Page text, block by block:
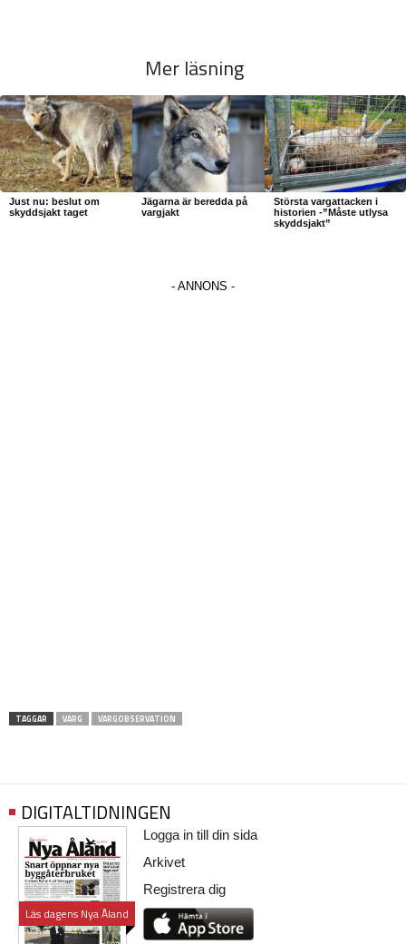
Mer läsning
Just nu: beslut om
skyddsjakt taget
Jägarna är beredda på
vargjakt
Största vargattacken i
historien -”Måste utlysa
skyddsjakt”
TAGGAR VARG VARGOBSERVATION
DIGITALTIDNINGEN
Läs dagens Nya Åland
Logga in till din sida
Arkivet
Registrera dig